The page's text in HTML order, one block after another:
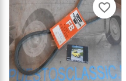
favorite_border